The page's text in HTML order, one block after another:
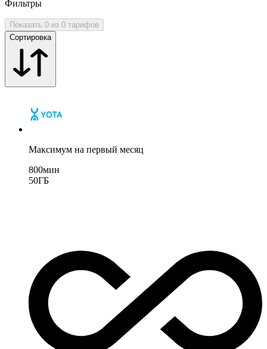
Фильтры
Показать 0 из 0 тарифов
Сортировка
Максимум на первый месяц
800мин
50ГБ